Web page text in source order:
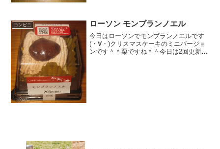
コンビニ ローソン モンブランノエル
今日はローソンでモンブランノエルです
(・∀・)クリスマスケーキのミニバージョ
ンです＾＾栗ですね＾＾今日は2回更新の